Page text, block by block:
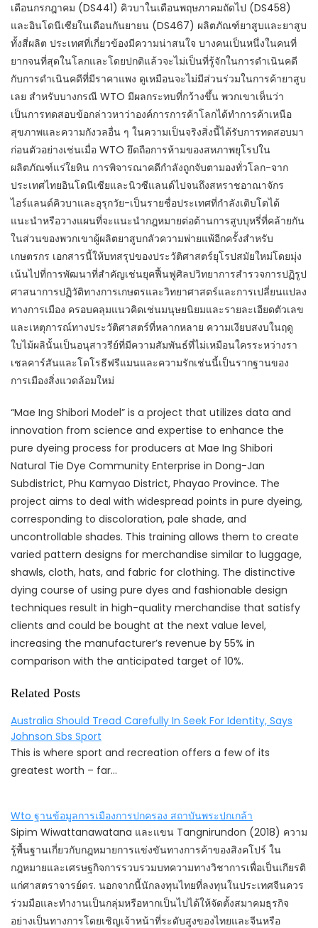
เดือนกรกฎาคม (DS441) คิวบาในเดือนพฤษภาคมถัดไป (DS458)
และอินโดนีเซียในเดือนกันยายน (DS467) ผลิตภัณฑ์ยาสูบและยาสูบ
ทั้งสี่ผลิต ประเทศที่เกี่ยวข้องมีความน่าสนใจ บางคนเป็นหนึ่งในคนที่
ยากจนที่สุดในโลกและโดยปกติแล้วจะไม่เป็นที่รู้จักในการดำเนินคดี
กับการดำเนินคดีที่มีราคาแพง ดูเหมือนจะไม่มีส่วนร่วมในการค้ายาสูบ
เลย สำหรับบางกรณี WTO มีผลกระทบที่กว้างขึ้น พวกเขาเห็นว่า
เป็นการทดสอบข้อกล่าวหาว่าองค์การการค้าโลกได้ทำการค้าเหนือ
สุขภาพและความกังวลอื่น ๆ ในความเป็นจริงสิ่งนี้ได้รับการทดสอบมา
ก่อนตัวอย่างเช่นเมื่อ WTO ยึดถือการห้ามของสหภาพยุโรปใน
ผลิตภัณฑ์แร่ใยหิน การพิจารณาคดีกำลังถูกจับตามองทั่วโลก-จาก
ประเทศไทยอินโดนีเซียและนิวซีแลนด์ไปจนถึงสหราชอาณาจักร
ไอร์แลนด์คิวบาและอุรุกวัย-เป็นรายชื่อประเทศที่กำลังเติบโตได้
แนะนำหรือวางแผนที่จะแนะนำกฎหมายต่อต้านการสูบบุหรี่ที่คล้ายกัน
ในส่วนของพวกเขาผู้ผลิตยาสูบกลัวความพ่ายแพ้อีกครั้งสำหรับ
เกษตรกร เอกสารนี้ให้บทสรุปของประวัติศาสตร์ยุโรปสมัยใหม่โดยมุ่ง
เน้นไปที่การพัฒนาที่สำคัญเช่นยุคฟื้นฟูศิลปวิทยาการสำรวจการปฏิรูป
ศาสนาการปฏิวัติทางการเกษตรและวิทยาศาสตร์และการเปลี่ยนแปลง
ทางการเมือง ครอบคลุมแนวคิดเช่นมนุษยนิยมและรายละเอียดตัวเลข
และเหตุการณ์ทางประวัติศาสตร์ที่หลากหลาย ความเงียบสงบในฤดู
ใบไม้ผลินั้นเป็นอนุสาวรีย์ที่มีความสัมพันธ์ที่ไม่เหมือนใครระหว่างรา
เชลคาร์สันและโดโรธีฟรีแมนและความรักเช่นนี้เป็นรากฐานของ
การเมืองสิ่งแวดล้อมใหม่
“Mae Ing Shibori Model” is a project that utilizes data and
innovation from science and expertise to enhance the
pure dyeing process for producers at Mae Ing Shibori
Natural Tie Dye Community Enterprise in Dong-Jan
Subdistrict, Phu Kamyao District, Phayao Province. The
project aims to deal with widespread points in pure dyeing,
corresponding to discoloration, pale shade, and
uncontrollable shades. This training allows them to create
varied pattern designs for merchandise similar to luggage,
shawls, cloth, hats, and fabric for clothing. The distinctive
dying course of using pure dyes and fashionable design
techniques result in high-quality merchandise that satisfy
clients and could be bought at the next value level,
increasing the manufacturer’s revenue by 55% in
comparison with the anticipated target of 10%.
Related Posts
Australia Should Tread Carefully In Seek For Identity, Says
Johnson Sbs Sport
This is where sport and recreation offers a few of its
greatest worth – far…
Wto ฐานข้อมูลการเมืองการปกครอง สถาบันพระปกเกล้า
Sipim Wiwattanawatana และแขน Tangnirundon (2018) ความ
รู้พื้นฐานเกี่ยวกับกฎหมายการแข่งขันทางการค้าของสิงคโปร์ ใน
กฎหมายและเศรษฐกิจการรวบรวมบทความทางวิชาการเพื่อเป็นเกียรติ
แก่ศาสตราจารย์ดร. นอกจากนี้นักลงทุนไทยที่ลงทุนในประเทศจีนควร
ร่วมมือและทำงานเป็นกลุ่มหรือหากเป็นไปได้ให้จัดตั้งสมาคมธุรกิจ
อย่างเป็นทางการโดยเชิญเจ้าหน้าที่ระดับสูงของไทยและจีนหรือ